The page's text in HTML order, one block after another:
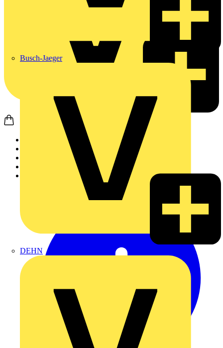
Busch-Jaeger
DEHN